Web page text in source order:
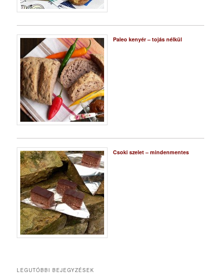
Paleo kenyér – tojás nélkül
Csoki szelet – mindenmentes
LEGUTÓBBI BEJEGYZÉSEK